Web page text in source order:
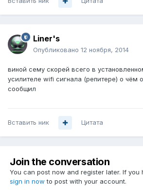
Liner's
Опубликовано 12 ноября, 2014
виной сему скорей всего в
усилителе wifi сигнала (репитере) о чём
сообщил
Вставить ник Цитата
Join the conversation
You can post now and register later. If you
sign in now to post with your account.